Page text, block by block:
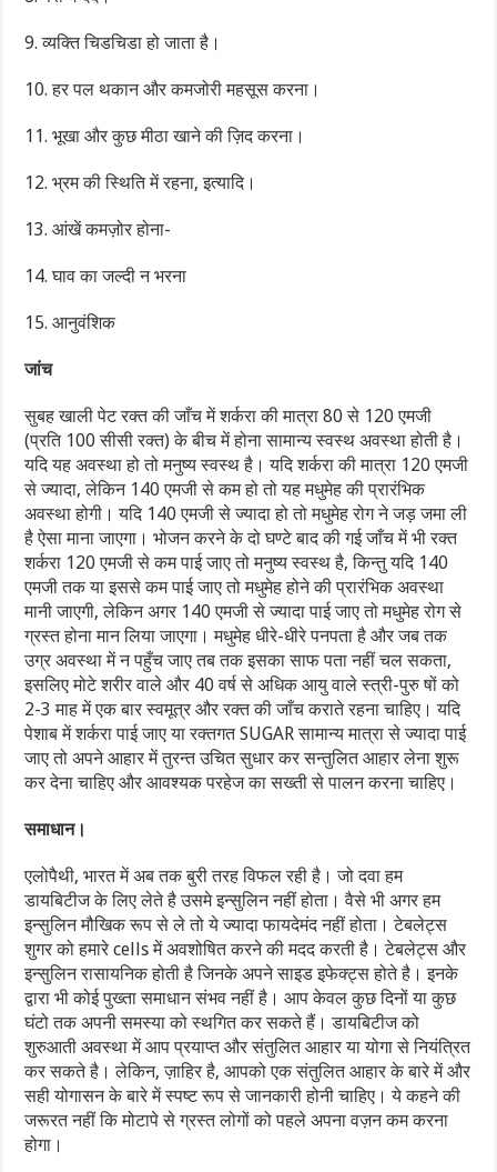
9. व्यक्ति चिडचिडा हो जाता है।
10. हर पल थकान और कमजोरी महसूस करना।
11. भूखा और कुछ मीठा खाने की ज़िद करना।
12. भ्रम की स्थिति में रहना, इत्यादि।
13. आंखें कमज़ोर होना-
14. घाव का जल्दी न भरना
15. आनुवंशिक
जांच
सुबह खाली पेट रक्त की जाँच में शर्करा की मात्रा 80 से 120 एमजी
(प्रति 100 सीसी रक्त) के बीच में होना सामान्य स्वस्थ अवस्था होती है।
यदि यह अवस्था हो तो मनुष्य स्वस्थ है। यदि शर्करा की मात्रा 120 एमजी
से ज्यादा, लेकिन 140 एमजी से कम हो तो यह मधुमेह की प्रारंभिक
अवस्था होगी। यदि 140 एमजी से ज्यादा हो तो मधुमेह रोग ने जड़ जमा ली
है ऐसा माना जाएगा। भोजन करने के दो घण्टे बाद की गई जाँच में भी रक्त
शर्करा 120 एमजी से कम पाई जाए तो मनुष्य स्वस्थ है, किन्तु यदि 140
एमजी तक या इससे कम पाई जाए तो मधुमेह होने की प्रारंभिक अवस्था
मानी जाएगी, लेकिन अगर 140 एमजी से ज्यादा पाई जाए तो मधुमेह रोग से
ग्रस्त होना मान लिया जाएगा। मधुमेह धीरे-धीरे पनपता है और जब तक
उग्र अवस्था में न पहुँच जाए तब तक इसका साफ पता नहीं चल सकता,
इसलिए मोटे शरीर वाले और 40 वर्ष से अधिक आयु वाले स्त्री-पुरु षों को
2-3 माह में एक बार स्वमूत्र और रक्त की जाँच कराते रहना चाहिए। यदि
पेशाब में शर्करा पाई जाए या रक्तगत SUGAR सामान्य मात्रा से ज्यादा पाई
जाए तो अपने आहार में तुरन्त उचित सुधार कर सन्तुलित आहार लेना शुरू
कर देना चाहिए और आवश्यक परहेज का सख्ती से पालन करना चाहिए।
समाधान।
एलोपैथी, भारत में अब तक बुरी तरह विफल रही है। जो दवा हम
डायबिटीज के लिए लेते है उसमे इन्सुलिन नहीं होता। वैसे भी अगर हम
इन्सुलिन मौखिक रूप से ले तो ये ज्यादा फायदेमंद नहीं होता। टेबलेट्स
शुगर को हमारे cells में अवशोषित करने की मदद करती है। टेबलेट्स और
इन्सुलिन रासायनिक होती है जिनके अपने साइड इफेक्ट्स होते है। इनके
द्वारा भी कोई पुख्ता समाधान संभव नहीं है। आप केवल कुछ दिनों या कुछ
घंटो तक अपनी समस्या को स्थगित कर सकते हैं। डायबिटीज को
शुरुआती अवस्था में आप प्रयाप्त और संतुलित आहार या योगा से नियंत्रित
कर सकते है। लेकिन, ज़ाहिर है, आपको एक संतुलित आहार के बारे में और
सही योगासन के बारे में स्पष्ट रूप से जानकारी होनी चाहिए। ये कहने की
जरूरत नहीं कि मोटापे से ग्रस्त लोगों को पहले अपना वज़न कम करना
होगा।